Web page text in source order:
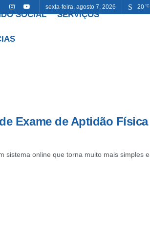
sexta-feira, agosto 7, 2026 20 °C
SOCIAL SERVIÇOS
Exame de Aptidão Física
sistema online que torna muito mais simples e